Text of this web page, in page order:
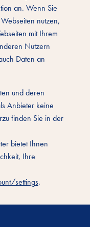
an. Wenn Sie
nutzen,
mit Ihrem
Nutzern
Daten an
und deren
Anbieter keine
finden Sie in der
bietet Ihnen
Ihre
settings.